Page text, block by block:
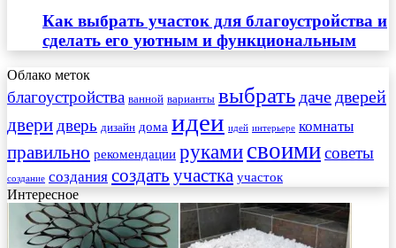
Как выбрать участок для благоустройства и
сделать его уютным и функциональным
Облако меток
благоустройства ванной варианты выбрать даче дверей
двери дверь дизайн дома идеи идей интерьере комнаты
правильно рекомендации руками своимисоветы
создание создания создать участка участок
Интересное